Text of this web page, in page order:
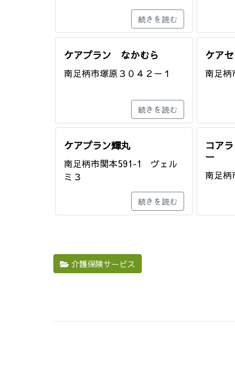
続きを読む
ケアプラン なかむら
南足柄市塚原３０４２－１
続きを読む
ケア
南足柄
ケアプラン輝丸
南足柄市関本591-1 ヴェル
ミ３
続きを読む
コア
ー
南足柄
介護保険サービス